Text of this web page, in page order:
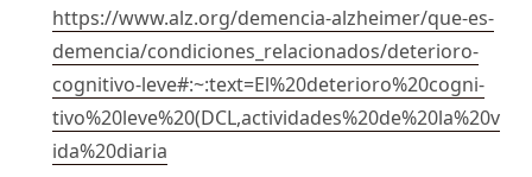
https://www.alz.org/demencia-alzheimer/que-es-
demencia/condiciones_relacionados/deterioro-
cognitivo-leve#:~:text=El%20deterioro%20cogni-
tivo%20leve%20(DCL,actividades%20de%20la%20v
ida%20diaria